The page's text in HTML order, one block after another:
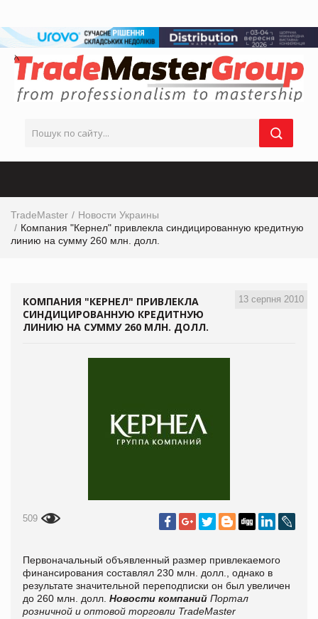
TradeMaster
Новости Украины
Компания "Кернел" привлекла синдицированную кредитную
линию на сумму 260 млн. долл.
13 серпня 2010
КОМПАНИЯ "КЕРНЕЛ" ПРИВЛЕКЛА
СИНДИЦИРОВАННУЮ КРЕДИТНУЮ
ЛИНИЮ НА СУММУ 260 МЛН. ДОЛЛ.
509
Первоначальный объявленный размер привлекаемого
финансирования составлял 230 млн. долл., однако в
результате значительной переподписки он был увеличен
до 260 млн. долл. Новости компаний Портал
розничной и оптовой торговли TradeMaster